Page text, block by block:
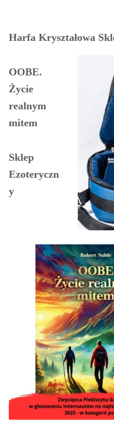
Harfa Kryształowa
OOBE.
Życie
realnym
mitem
Sklep
Ezoteryczn
y